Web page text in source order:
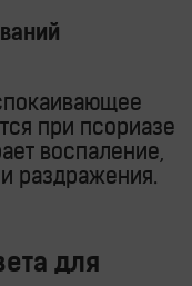
при псориазе
воспаление,
раздражения.
для